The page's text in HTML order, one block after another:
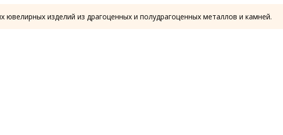
ювелирных изделий из драгоценных и полудрагоценных металлов и камней.